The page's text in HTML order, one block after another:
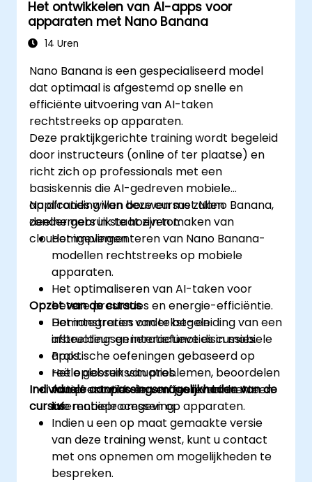
Het ontwikkelen van AI-apps voor
apparaten met Nano Banana
14 Uren
Nano Banana is een gespecialiseerd model
dat optimaal is afgestemd op snelle en
efficiënte uitvoering van AI-taken
rechtstreeks op apparaten.
Deze praktijkgerichte training wordt begeleid
door instructeurs (online of ter plaatse) en
richt zich op professionals met een
basiskennis die AI-gedreven mobiele
applicaties willen bouwen met Nano Banana,
zonder gebruik te hoeven maken van
cloudomgevingen.
Na afronding van deze cursus zullen
deelnemers in staat zijn tot:
Het implementeren van Nano Banana-
modellen rechtstreeks op mobiele
apparaten.
Het optimaliseren van AI-taken voor
betere prestaties en energie-efficiëntie.
Het integreren van tekst- en
afbeeldingsgeneratiefuncties in mobiele
apps.
Het oplossen van problemen, beoordelen
van prestaties en verfijnen van de AI-
inferentieprocessen op apparaten.
Opzet van de cursus
Demonstraties onder begeleiding van een
instructeur en interactieve discussies.
Praktische oefeningen gebaseerd op
reële gebruikssituaties.
Actief ontwikkelen en testen binnen een
live mobiele omgeving.
Individuele aanpassingsmogelijkheden van de
cursus
Indien u een op maat gemaakte versie
van deze training wenst, kunt u contact
met ons opnemen om mogelijkheden te
bespreken.